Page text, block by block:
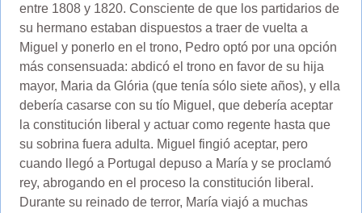
entre 1808 y 1820. Consciente de que los partidarios de
su hermano estaban dispuestos a traer de vuelta a
Miguel y ponerlo en el trono, Pedro optó por una opción
más consensuada: abdicó el trono en favor de su hija
mayor, Maria da Glória (que tenía sólo siete años), y ella
debería casarse con su tío Miguel, que debería aceptar
la constitución liberal y actuar como regente hasta que
su sobrina fuera adulta. Miguel fingió aceptar, pero
cuando llegó a Portugal depuso a María y se proclamó
rey, abrogando en el proceso la constitución liberal.
Durante su reinado de terror, María viajó a muchas